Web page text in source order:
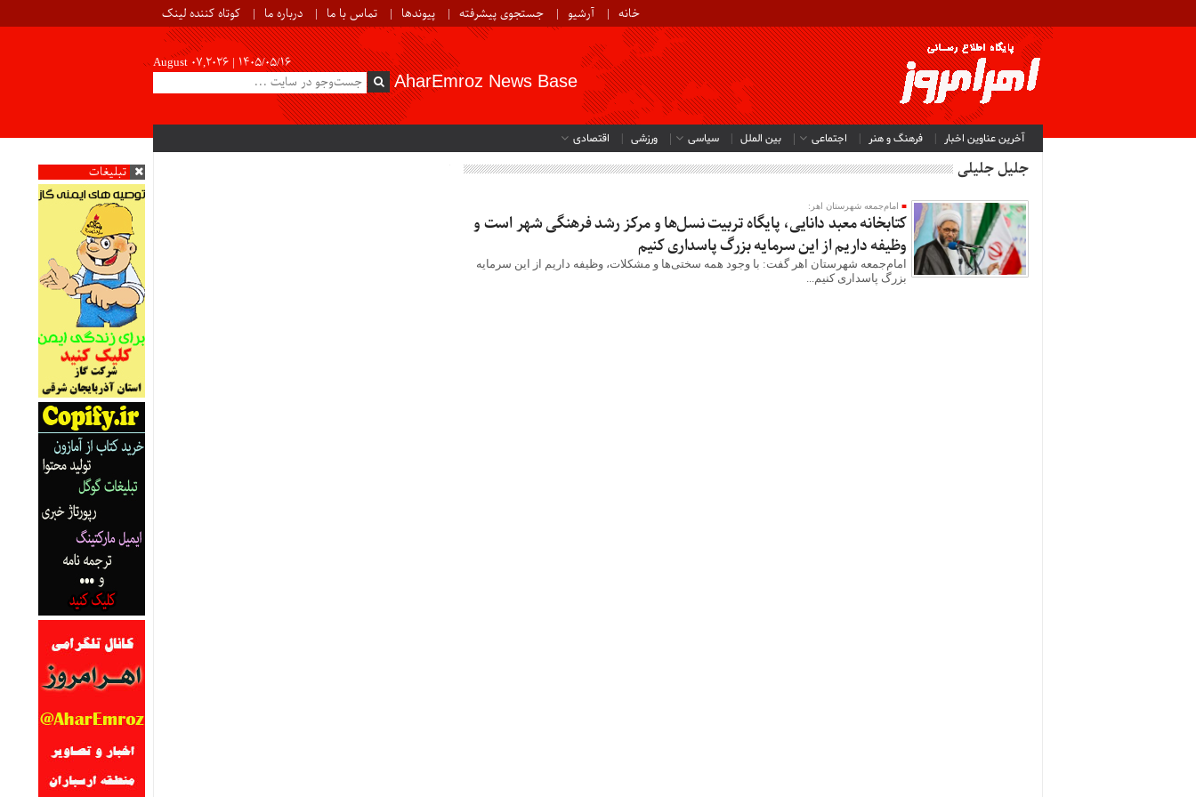
خانه آرشیو جستجوی پیشرفته پیوندها تماس با ما درباره ما کوتاه کننده لینک
August 07,2026 | ۱۴۰۵/۰۵/۱۶
AharEmroz News Base
آخرین عناوین اخبار فرهنگ و هنر اجتماعی بین الملل سیاسی ورزشی اقتصادی
تبلیغات جلیل جلیلی
امام‌جمعه شهرستان اهر:
کتابخانه معبد دانایی، پایگاه تربیت نسل‌ها و مرکز رشد فرهنگی شهر است و
وظیفه داریم از این سرمایه بزرگ پاسداری کنیم
امام‌جمعه شهرستان اهر گفت: با وجود همه سختی‌ها و مشکلات، وظیفه داریم از این سرمایه
بزرگ پاسداری کنیم...